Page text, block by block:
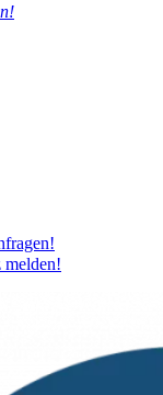
melden!